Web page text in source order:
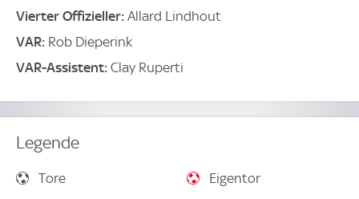
Vierter Offizieller: Allard Lindhout
VAR: Rob Dieperink
VAR-Assistent: Clay Ruperti
Legende
Tore
Eigentor